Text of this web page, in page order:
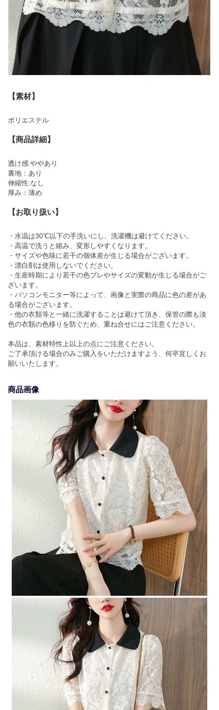
【素材】
ポリエステル
【商品詳細】
透け感:ややあり
裏地：あり
伸縮性:なし
厚み：薄め
【お取り扱い】
・水温は30℃以下の手洗いにし、洗濯機は避けてください。
・高温で洗うと縮み、変形しやすくなります。
・サイズや色味に若干の個体差が生じる場合がございます。
・漂白剤は使用しないでください。
・生産時期により若干の色ブレやサイズの変動が生じる場合がご
ざいます。
・パソコンモニター等によって、画像と実際の商品に色の差があ
る場合がございます。
・他の衣類等と一緒に洗濯することは避けて頂き、保管の際も淡
色の衣類の色移りを防ぐため、重ね合せにはご注意ください。
本品は、素材特性上以上の点にご注意ください。
ご了承頂ける場合のみご購入をいただけますよう、何卒宜しくお
願いいたします。
商品画像